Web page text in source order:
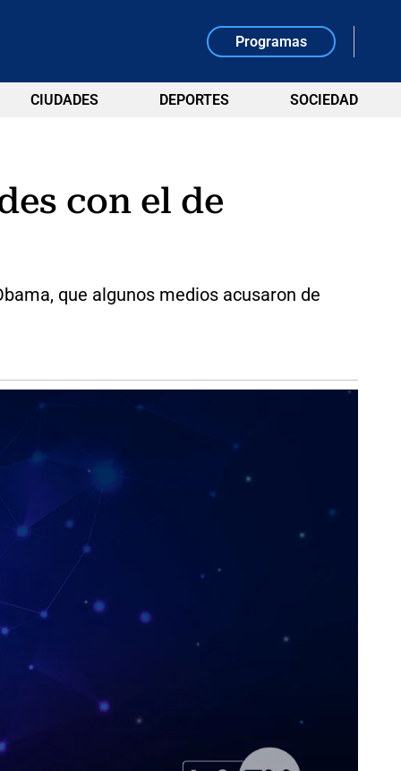
Programas
CIUDADES DEPORTES SOCIEDAD
con el de
que algunos medios acusaron de